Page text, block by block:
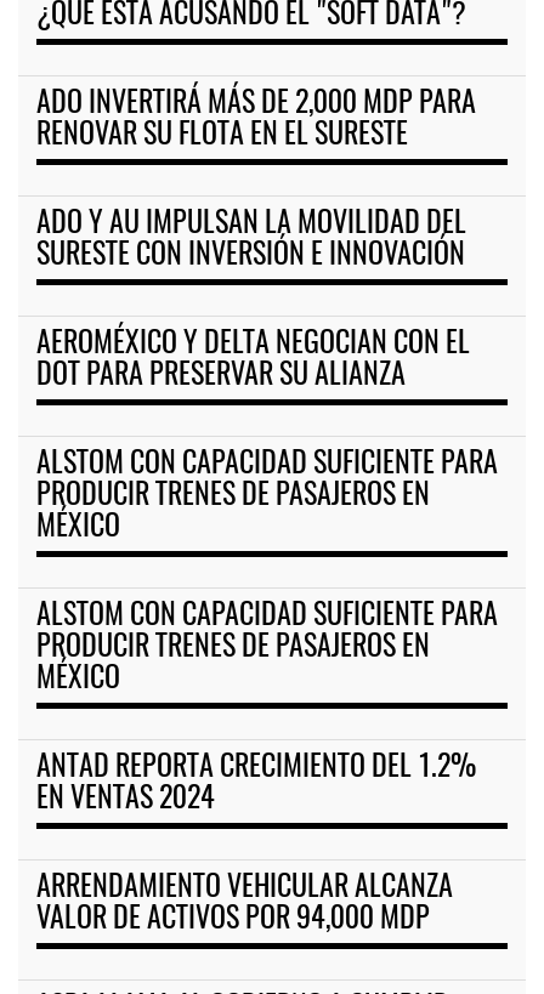
¿QUÉ ESTÁ ACUSANDO EL "SOFT DATA"?
ADO INVERTIRÁ MÁS DE 2,000 MDP PARA
RENOVAR SU FLOTA EN EL SURESTE
ADO Y AU IMPULSAN LA MOVILIDAD DEL
SURESTE CON INVERSIÓN E INNOVACIÓN
AEROMÉXICO Y DELTA NEGOCIAN CON EL
DOT PARA PRESERVAR SU ALIANZA
ALSTOM CON CAPACIDAD SUFICIENTE PARA
PRODUCIR TRENES DE PASAJEROS EN
MÉXICO
ALSTOM CON CAPACIDAD SUFICIENTE PARA
PRODUCIR TRENES DE PASAJEROS EN
MÉXICO
ANTAD REPORTA CRECIMIENTO DEL 1.2%
EN VENTAS 2024
ARRENDAMIENTO VEHICULAR ALCANZA
VALOR DE ACTIVOS POR 94,000 MDP